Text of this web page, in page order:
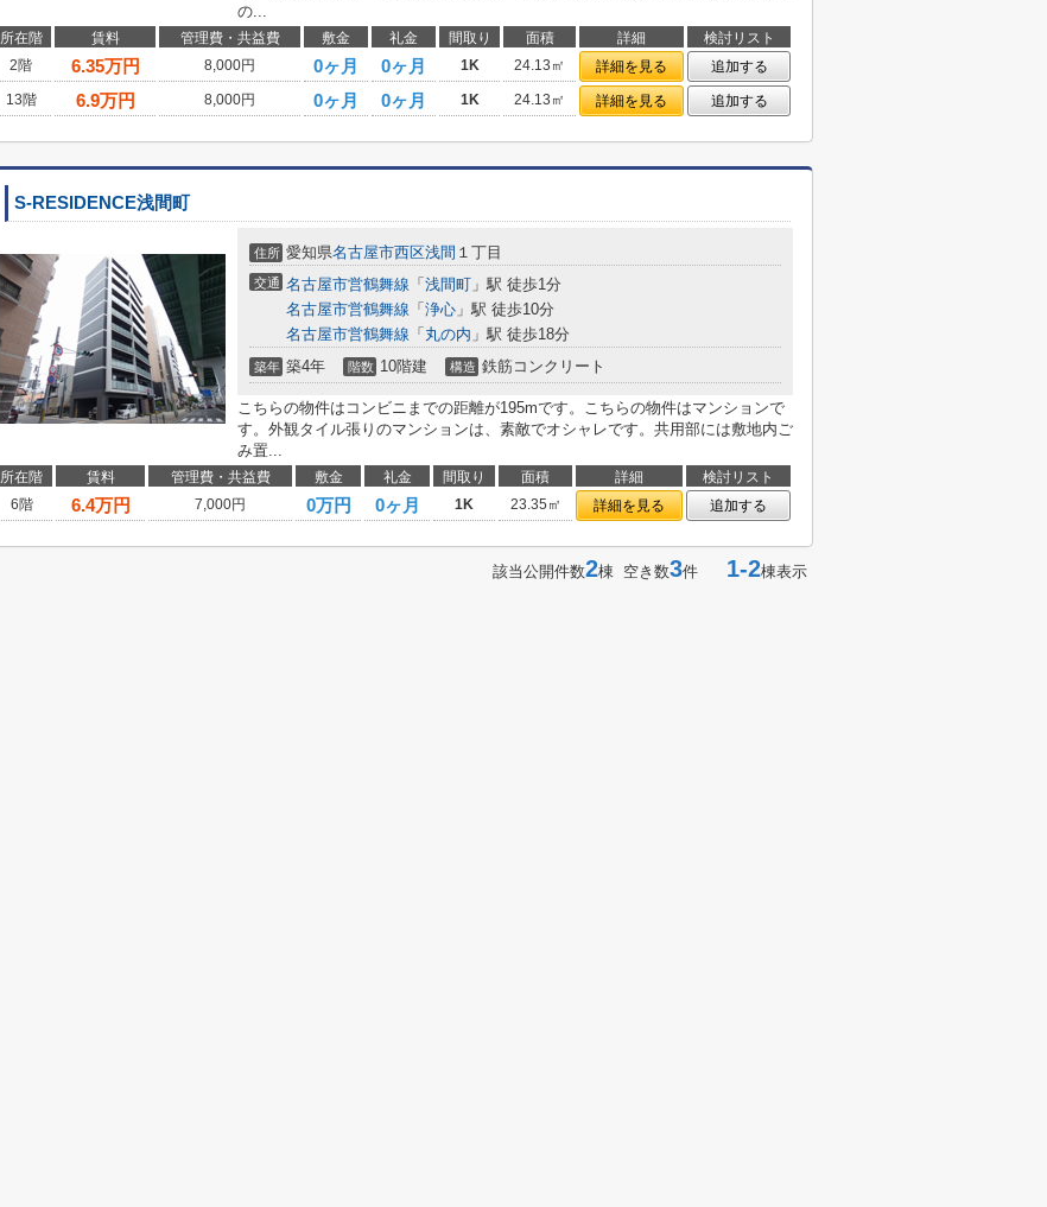
の...
所在階 賃料 管理費・共益費 敷金 礼金 間取り 面積 詳細
検討リスト
2階
6.35万円 8,000円 0ヶ月 0ヶ月 1K 24.13㎡ 詳細を見る
追加する
13階
6.9万円 8,000円 0ヶ月 0ヶ月 1K 24.13㎡ 詳細を見る 追加する
S-RESIDENCE浅間町
住所 愛知県名古屋市西区浅間 １丁目
交通 名古屋市営鶴舞線 「 浅間町 」駅 徒歩1分
名古屋市営鶴舞線 「 浄心 」駅 徒歩10分
名古屋市営鶴舞線 「 丸の内 」駅 徒歩18分
築年 築4年 階数 10階建 構造 鉄筋コンクリート
こちらの物件はコンビニまでの距離が195mです。こちらの物件はマンションで
す。外観タイル張りのマンションは、素敵でオシャレです。共用部には敷地内ご
み置...
所在階 賃料 管理費・共益費 敷金 礼金 間取り 面積 詳細
検討リスト
6階
6.4万円 7,000円 0万円 0ヶ月 1K 23.35㎡ 詳細を見る 追加する
該当公開件数2棟 空き数3件 1-2棟表示